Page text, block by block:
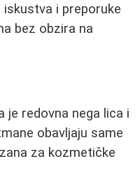
i preporuke
bez obzira na
je redovna nega lica i
obavljaju same
za kozmetičke